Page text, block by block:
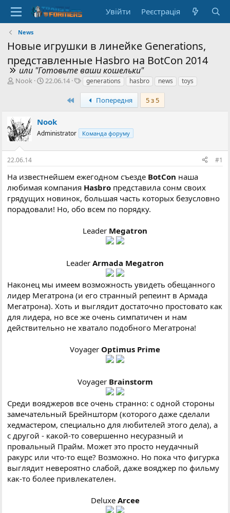
Увійти Реєстрація
News
Новые игрушки в линейке Generations,
представленные Hasbro на BotCon 2014
или "Готовьте ваши кошельки"
А
т
е
м
и
Nook
Д
т
в
р
н
я
22.06.14
Т
и
generations hasbro news toys
ПершийПопередня 5 з 5
Nook
Administrator Команда форуму
22.06.14 #1
На известнейшем ежегодном съезде BotCon наша
любимая компания Hasbro представила сонм своих
грядущих новинок, большая часть которых безусловно
порадовали! Но, обо всем по порядку.
Leader Megatron
Leader Armada Megatron
Наконец мы имеем возможность увидеть обещанного
лидер Мегатрона (и его странный репеинт в Армада
Мегатрона). Хоть и выглядит достаточно простовато как
для лидера, но все же очень симпатичен и нам
действительно не хватало подобного Мегатрона!
Voyager Optimus Prime
Voyager Brainstorm
Среди вояджеров все очень странно: с одной стороны
замечательный Брейншторм (которого даже сделали
хедмастером, специально для любителей этого дела), а
с другой - какой-то совершенно несуразный и
провальный Прайм. Может это просто неудачный
ракурс или что-то еще? Возможно. Но пока что фигурка
выглядит невероятно слабой, даже вояджер по фильму
как-то более привлекателен.
Deluxe Arcee